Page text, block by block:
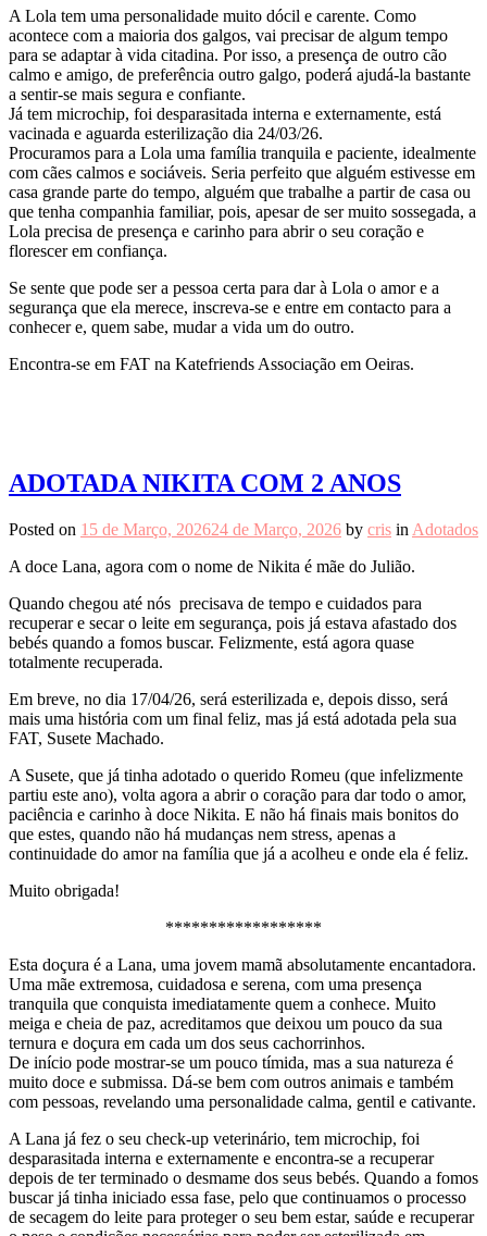
A Lola tem uma personalidade muito dócil e carente. Como
acontece com a maioria dos galgos, vai precisar de algum tempo
para se adaptar à vida citadina. Por isso, a presença de outro cão
calmo e amigo, de preferência outro galgo, poderá ajudá-la bastante
a sentir-se mais segura e confiante.
Já tem microchip, foi desparasitada interna e externamente, está
vacinada e aguarda esterilização dia 24/03/26.
Procuramos para a Lola uma família tranquila e paciente, idealmente
com cães calmos e sociáveis. Seria perfeito que alguém estivesse em
casa grande parte do tempo, alguém que trabalhe a partir de casa ou
que tenha companhia familiar, pois, apesar de ser muito sossegada, a
Lola precisa de presença e carinho para abrir o seu coração e
florescer em confiança.
Se sente que pode ser a pessoa certa para dar à Lola o amor e a
segurança que ela merece, inscreva-se e entre em contacto para a
conhecer e, quem sabe, mudar a vida um do outro.
Encontra-se em FAT na Katefriends Associação em Oeiras.
ADOTADA NIKITA COM 2 ANOS
Posted on 15 de Março, 202624 de Março, 2026 by cris in Adotados
A doce Lana, agora com o nome de Nikita é mãe do Julião.
Quando chegou até nós precisava de tempo e cuidados para
recuperar e secar o leite em segurança, pois já estava afastado dos
bebés quando a fomos buscar. Felizmente, está agora quase
totalmente recuperada.
Em breve, no dia 17/04/26, será esterilizada e, depois disso, será
mais uma história com um final feliz, mas já está adotada pela sua
FAT, Susete Machado.
A Susete, que já tinha adotado o querido Romeu (que infelizmente
partiu este ano), volta agora a abrir o coração para dar todo o amor,
paciência e carinho à doce Nikita. E não há finais mais bonitos do
que estes, quando não há mudanças nem stress, apenas a
continuidade do amor na família que já a acolheu e onde ela é feliz.
Muito obrigada!
******************
Esta doçura é a Lana, uma jovem mamã absolutamente encantadora.
Uma mãe extremosa, cuidadosa e serena, com uma presença
tranquila que conquista imediatamente quem a conhece. Muito
meiga e cheia de paz, acreditamos que deixou um pouco da sua
ternura e doçura em cada um dos seus cachorrinhos.
De início pode mostrar-se um pouco tímida, mas a sua natureza é
muito doce e submissa. Dá-se bem com outros animais e também
com pessoas, revelando uma personalidade calma, gentil e cativante.
A Lana já fez o seu check-up veterinário, tem microchip, foi
desparasitada interna e externamente e encontra-se a recuperar
depois de ter terminado o desmame dos seus bebés. Quando a fomos
buscar já tinha iniciado essa fase, pelo que continuamos o processo
de secagem do leite para proteger o seu bem estar, saúde e recuperar